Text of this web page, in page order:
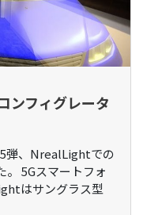
フィグレータ
弾、NrealLightでの
5Gスマートフォ
はサングラス型